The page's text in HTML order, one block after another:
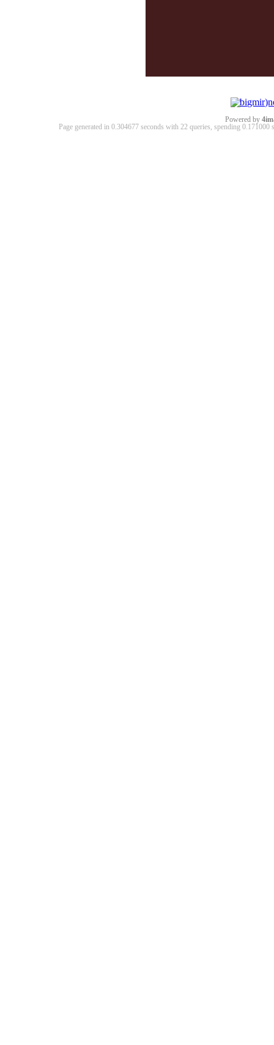
Powered by
Page generated in 0.304677 seconds with 22 queries, spending